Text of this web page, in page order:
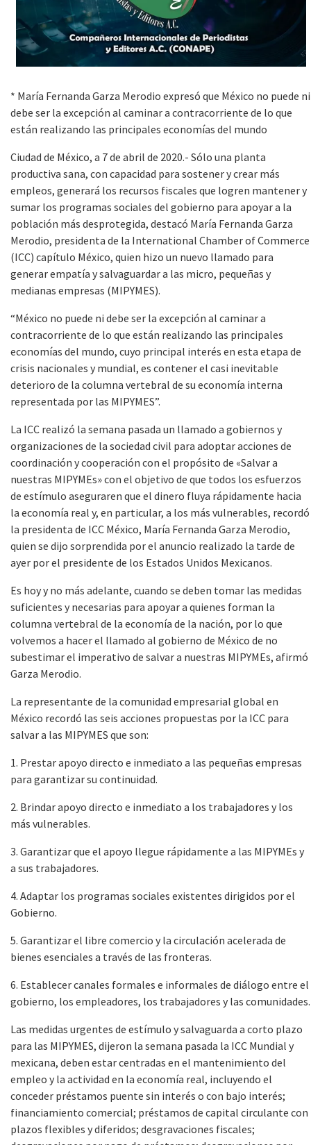
* María Fernanda Garza Merodio expresó que México no puede ni
debe ser la excepción al caminar a contracorriente de lo que
están realizando las principales economías del mundo
Ciudad de México, a 7 de abril de 2020.- Sólo una planta
productiva sana, con capacidad para sostener y crear más
empleos, generará los recursos fiscales que logren mantener y
sumar los programas sociales del gobierno para apoyar a la
población más desprotegida, destacó María Fernanda Garza
Merodio, presidenta de la International Chamber of Commerce
(ICC) capítulo México, quien hizo un nuevo llamado para
generar empatía y salvaguardar a las micro, pequeñas y
medianas empresas (MIPYMES).
“México no puede ni debe ser la excepción al caminar a
contracorriente de lo que están realizando las principales
economías del mundo, cuyo principal interés en esta etapa de
crisis nacionales y mundial, es contener el casi inevitable
deterioro de la columna vertebral de su economía interna
representada por las MIPYMES”.
La ICC realizó la semana pasada un llamado a gobiernos y
organizaciones de la sociedad civil para adoptar acciones de
coordinación y cooperación con el propósito de «Salvar a
nuestras MIPYMEs» con el objetivo de que todos los esfuerzos
de estímulo aseguraren que el dinero fluya rápidamente hacia
la economía real y, en particular, a los más vulnerables, recordó
la presidenta de ICC México, María Fernanda Garza Merodio,
quien se dijo sorprendida por el anuncio realizado la tarde de
ayer por el presidente de los Estados Unidos Mexicanos.
Es hoy y no más adelante, cuando se deben tomar las medidas
suficientes y necesarias para apoyar a quienes forman la
columna vertebral de la economía de la nación, por lo que
volvemos a hacer el llamado al gobierno de México de no
subestimar el imperativo de salvar a nuestras MIPYMEs, afirmó
Garza Merodio.
La representante de la comunidad empresarial global en
México recordó las seis acciones propuestas por la ICC para
salvar a las MIPYMES que son:
1. Prestar apoyo directo e inmediato a las pequeñas empresas
para garantizar su continuidad.
2. Brindar apoyo directo e inmediato a los trabajadores y los
más vulnerables.
3. Garantizar que el apoyo llegue rápidamente a las MIPYMEs y
a sus trabajadores.
4. Adaptar los programas sociales existentes dirigidos por el
Gobierno.
5. Garantizar el libre comercio y la circulación acelerada de
bienes esenciales a través de las fronteras.
6. Establecer canales formales e informales de diálogo entre el
gobierno, los empleadores, los trabajadores y las comunidades.
Las medidas urgentes de estímulo y salvaguarda a corto plazo
para las MIPYMES, dijeron la semana pasada la ICC Mundial y
mexicana, deben estar centradas en el mantenimiento del
empleo y la actividad en la economía real, incluyendo el
conceder préstamos puente sin interés o con bajo interés;
financiamiento comercial; préstamos de capital circulante con
plazos flexibles y diferidos; desgravaciones fiscales;